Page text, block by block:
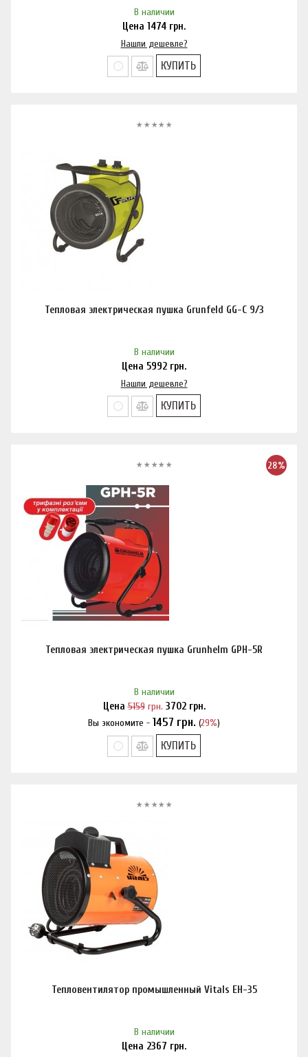
В наличии
Цена 1474 грн.
Нашли дешевле?
КУПИТЬ
Тепловая электрическая пушка Grunfeld GG-C 9/3
В наличии
Цена 5992 грн.
Нашли дешевле?
КУПИТЬ
28%
Тепловая электрическая пушка Grunhelm GPH-5R
В наличии
Цена5159грн. 3702грн.
Вы экономите - 1457 грн. (29%)
Нашли дешевле?
КУПИТЬ
Тепловентилятор промышленный Vitals EH-35
В наличии
Цена 2367 грн.